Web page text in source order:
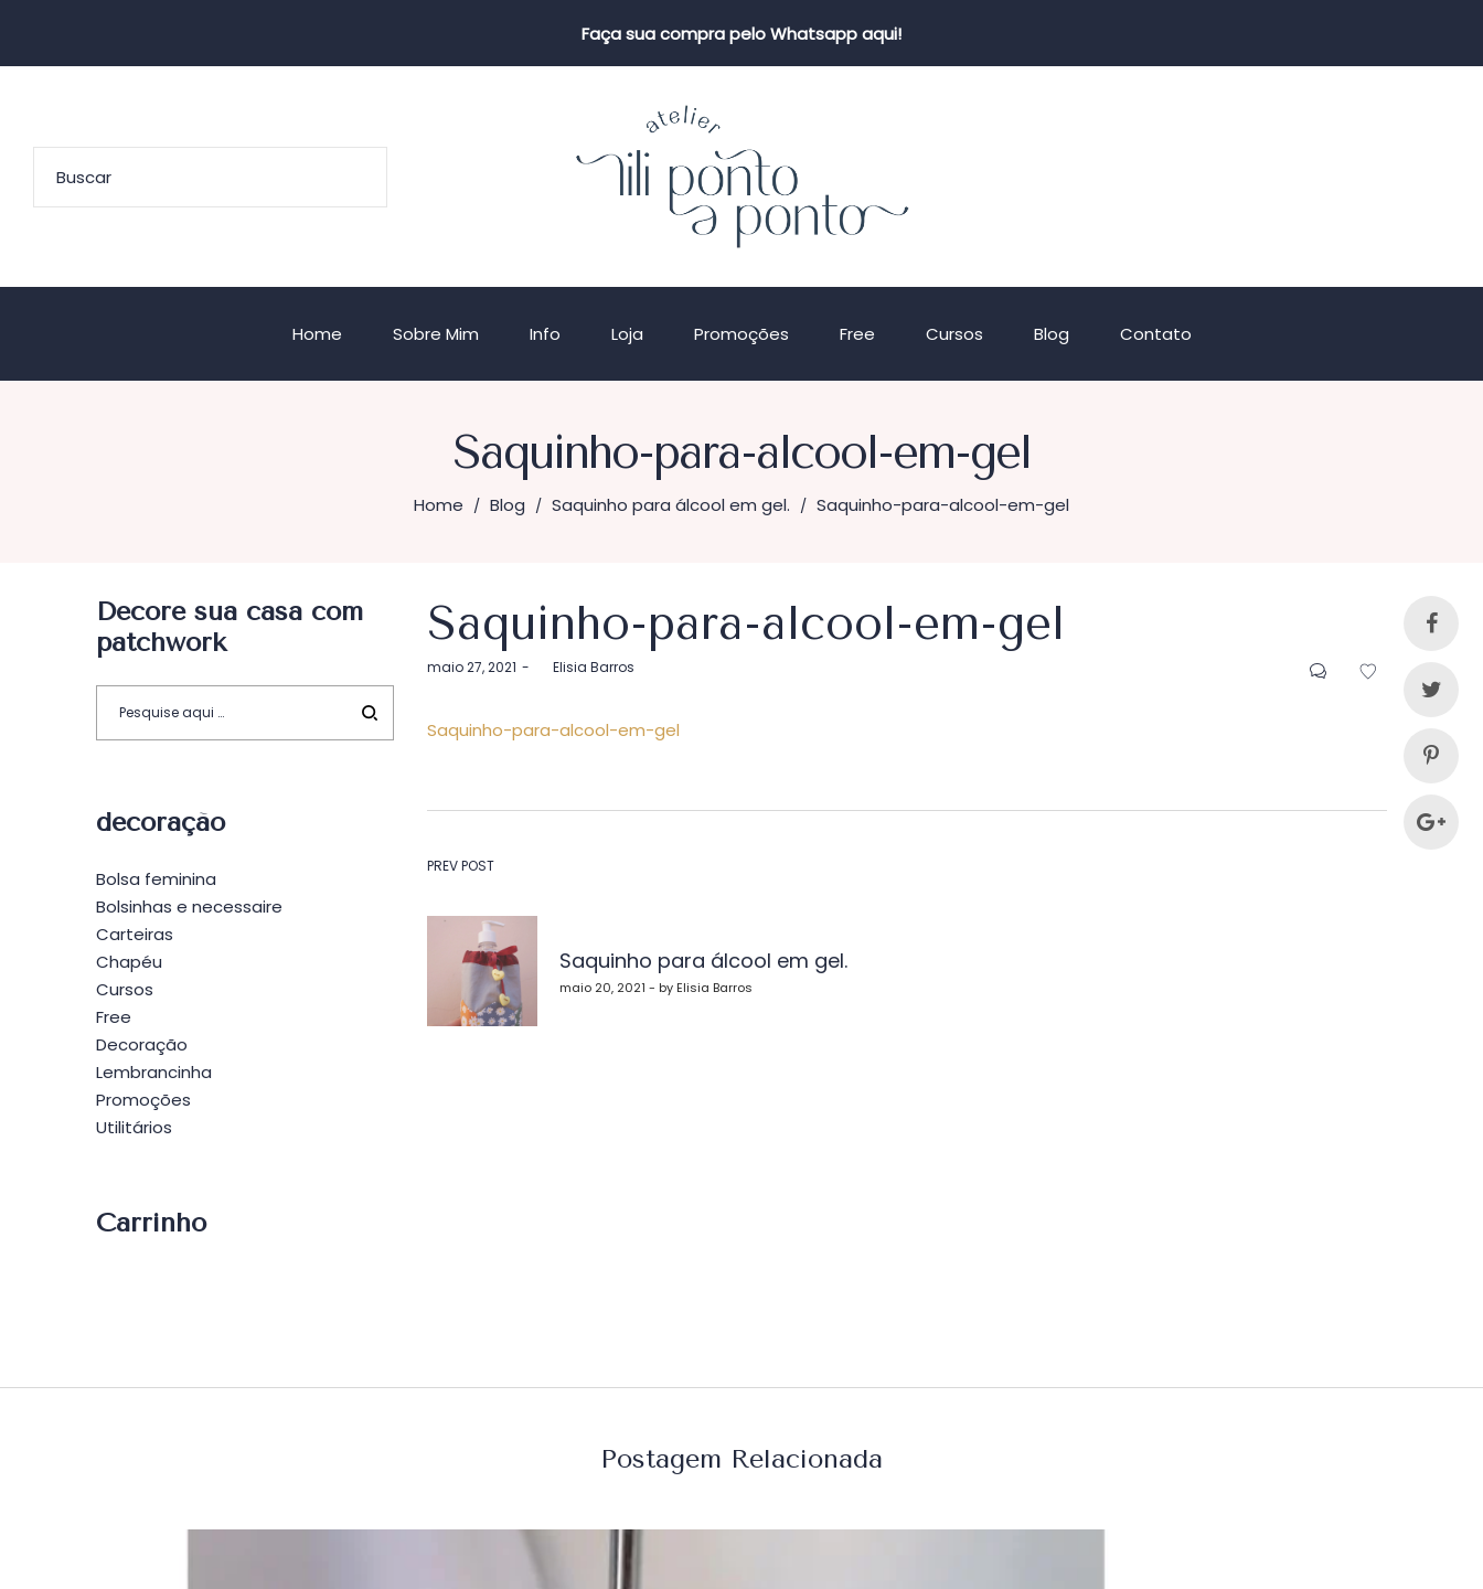
Faça sua compra pelo Whatsapp aqui!
Home Sobre Mim Info Loja Promoções Free Cursos Blog Contato
Saquinho-para-alcool-em-gel
Home / Blog / Saquinho para álcool em gel. / Saquinho-para-alcool-em-gel
Saquinho-para-alcool-em-gel
Postado
maio 27, 2021 byElisia Barros
Saquinho-para-alcool-em-gel
Navegação
de
Post
PREV POST
Saquinho para álcool em gel.
maio 20, 2021 - by Elisia Barros
Decore sua casa com
patchwork
decoração
Bolsa feminina
Bolsinhas e necessaire
Carteiras
Chapéu
Cursos
Free
Decoração
Lembrancinha
Promoções
Utilitários
Carrinho
Postagem Relacionada